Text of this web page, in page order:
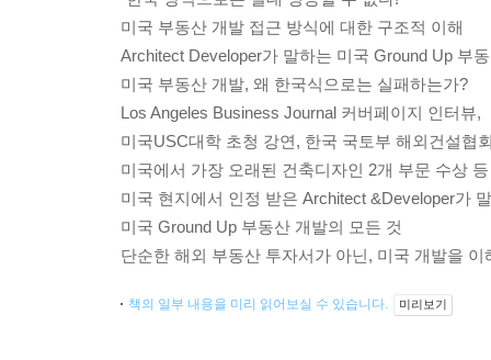
미국 부동산 개발 접근 방식에 대한 구조적 이해
Architect Developer가 말하는 미국 Ground Up 부
미국 부동산 개발, 왜 한국식으로는 실패하는가?
Los Angeles Business Journal 커버페이지 인터뷰,
미국USC대학 초청 강연, 한국 국토부 해외건설협
미국에서 가장 오래된 건축디자인 2개 부문 수상 등
미국 현지에서 인정 받은 Architect &Developer가
미국 Ground Up 부동산 개발의 모든 것
단순한 해외 부동산 투자서가 아닌, 미국 개발을
책의 일부 내용을 미리 읽어보실 수 있습니다. 미리보기